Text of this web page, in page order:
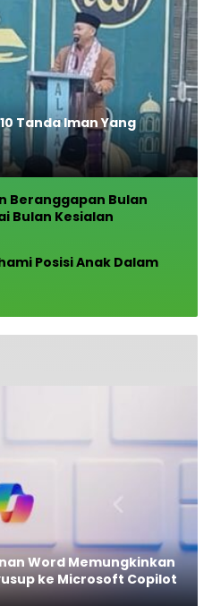
Tanda Iman Yang
Beranggapan Bulan
Bulan Kesialan
Posisi Anak Dalam
Word Memungkinkan
ke Microsoft Copilot